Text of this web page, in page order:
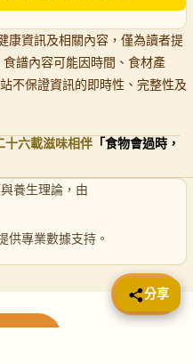
康資訊及相關內容，僅為讀者提
譜內容可能因時間、食材產
不保證資訊的即時性、完整性及
十六載滋味相伴 「食物會過時，
養生理論，由
供專業數據支持。
📤 分享
分享